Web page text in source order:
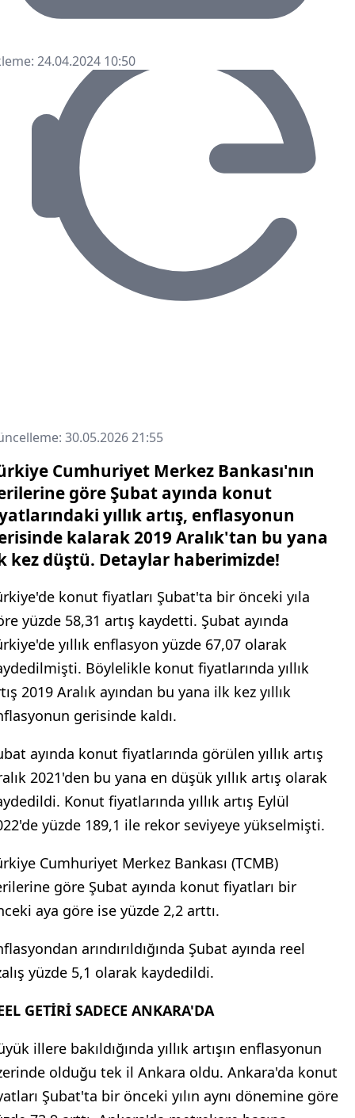
24.04.2024 10:50
30.05.2026 21:55
Cumhuriyet Merkez Bankası'nın
göre Şubat ayında konut
yıllık artış, enflasyonun
kalarak 2019 Aralık'tan bu yana
kez düştü. Detaylar haberimizde!
konut fiyatları Şubat'ta bir önceki yıla
yüzde 58,31 artış kaydetti. Şubat ayında
yıllık enflasyon yüzde 67,07 olarak
Böylelikle konut fiyatlarında yıllık
2019 Aralık ayından bu yana ilk kez yıllık
gerisinde kaldı.
ayında konut fiyatlarında görülen yıllık artış
2021'den bu yana en düşük yıllık artış olarak
Konut fiyatlarında yıllık artış Eylül
yüzde 189,1 ile rekor seviyeye yükselmişti.
Cumhuriyet Merkez Bankası (TCMB)
göre Şubat ayında konut fiyatları bir
aya göre ise yüzde 2,2 arttı.
arındırıldığında Şubat ayında reel
yüzde 5,1 olarak kaydedildi.
GETİRİ SADECE ANKARA'DA
illere bakıldığında yıllık artışın enflasyonun
olduğu tek il Ankara oldu. Ankara'da konut
Şubat'ta bir önceki yılın aynı dönemine göre